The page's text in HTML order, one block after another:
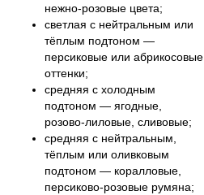
нежно-розовые цвета;
светлая с нейтральным или
тёплым подтоном —
персиковые или абрикосовые
оттенки;
средняя с холодным
подтоном — ягодные,
розово-лиловые, сливовые;
средняя с нейтральным,
тёплым или оливковым
подтоном — коралловые,
персиково-розовые румяна;